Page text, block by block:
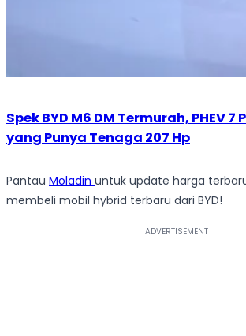
Spek BYD M6 DM Termurah, PHEV
yang Punya Tenaga 207 Hp
Pantau Moladin untuk update harga
membeli mobil hybrid terbaru dari BYD!